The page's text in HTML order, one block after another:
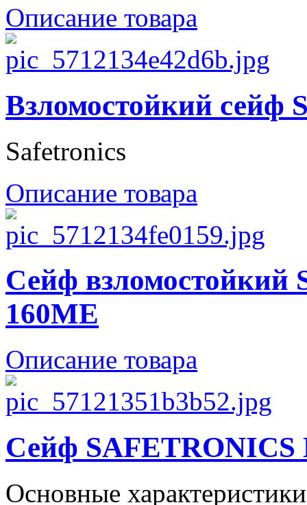
Описание товара
Взломостойкий сейф
Safetronics
Описание товара
Сейф взломостойкий
160ME
Описание товара
Сейф SAFETRONICS
Основные